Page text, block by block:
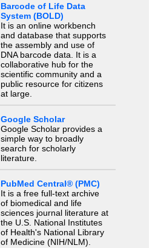
Barcode of Life Data
System (BOLD)
It is an online workbench
and database that supports
the assembly and use of
DNA barcode data. It is a
collaborative hub for the
scientific community and a
public resource for citizens
at large.
Google Scholar
Google Scholar provides a
simple way to broadly
search for scholarly
literature.
PubMed Central® (PMC)
It is a free full-text archive
of biomedical and life
sciences journal literature at
the U.S. National Institutes
of Health's National Library
of Medicine (NIH/NLM).